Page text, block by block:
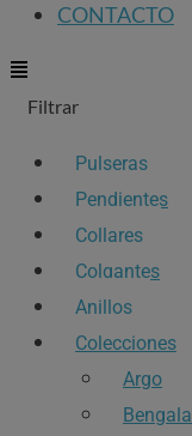
CONTACTO
Main
Menu
Filtrar
Pulseras
Pendientes
Collares
Colgantes
Anillos
Colecciones
Argo
Bengala